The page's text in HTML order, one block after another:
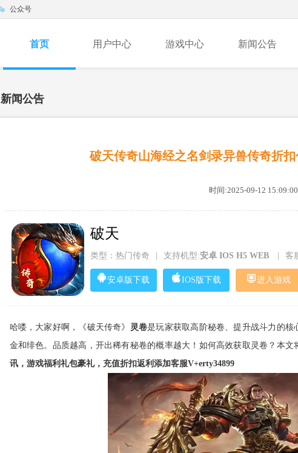
公众号
首页 用户中心 游戏中心 新闻公告
新闻公告
破天传奇山海经之名剑录异兽传奇折
时间:2025-09-12 15:09:00
破天
类型：热门传奇 支持机型:安卓 IOS H5 WEB 客
安卓版下载 IOS版下载 进入游戏
哈喽，大家好啊，《破天传奇》 灵卷是玩家获取高阶秘卷、提升战斗力的
金和绯色。品质越高，开出稀有秘卷的概率越大！如何高效获取灵卷？本
讯，游戏福利礼包豪礼，充值折扣返利添加客服V+erty34899